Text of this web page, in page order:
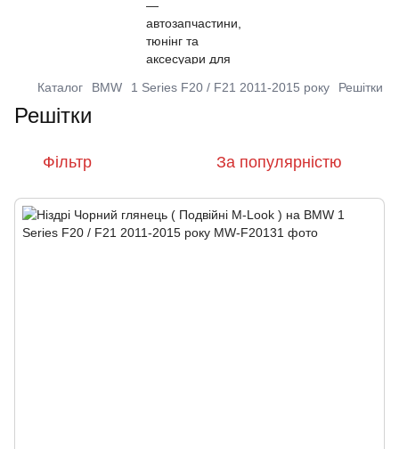
Каталог BMW 1 Series F20 / F21 2011-2015 року Решітки
Решітки
Фільтр За популярністю